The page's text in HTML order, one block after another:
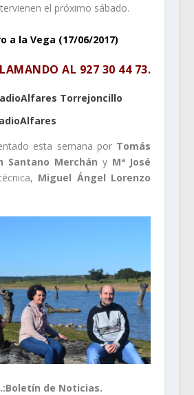
el próximo sábado.
a la Vega (17/06/2017)
AL 927 30 44 73.
Torrejoncillo
esta semana por Tomás
Santano Merchán yMª José
Miguel Ángel Lorenzo
Boletín de Noticias.